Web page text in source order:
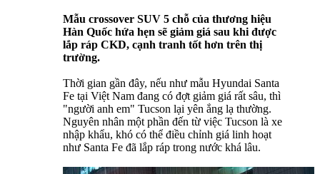
Mẫu crossover SUV 5 chỗ của thương hiệu
Hàn Quốc hứa hẹn sẽ giảm giá sau khi được
lắp ráp CKD, cạnh tranh tốt hơn trên thị
trường.
Thời gian gần đây, nếu như mẫu Hyundai Santa
Fe tại Việt Nam đang có đợt giảm giá rất sâu, thì
"người anh em" Tucson lại yên ắng lạ thường.
Nguyên nhân một phần đến từ việc Tucson là xe
nhập khẩu, khó có thể điều chỉnh giá linh hoạt
như Santa Fe đã lắp ráp trong nước khá lâu.